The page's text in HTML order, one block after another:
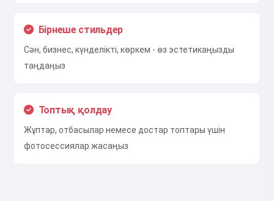
Бірнеше стильдер
Сән, бизнес, күнделікті, көркем - өз эстетикаңызды
таңдаңыз
Топтық қолдау
Жұптар, отбасылар немесе достар топтары үшін
фотосессиялар жасаңыз